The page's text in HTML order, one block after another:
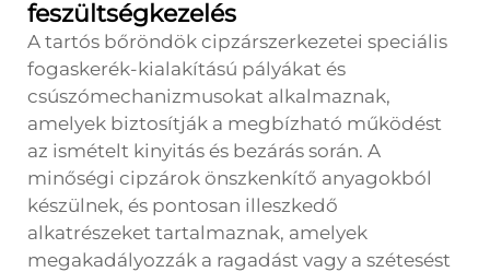
feszültségkezelés
A tartós bőröndök cipzárszerkezetei speciális
fogaskerék-kialakítású pályákat és
csúszómechanizmusokat alkalmaznak,
amelyek biztosítják a megbízható működést
az ismételt kinyitás és bezárás során. A
minőségi cipzárok önszkenkítő anyagokból
készülnek, és pontosan illeszkedő
alkatrészeket tartalmaznak, amelyek
megakadályozzák a ragadást vagy a szétesést